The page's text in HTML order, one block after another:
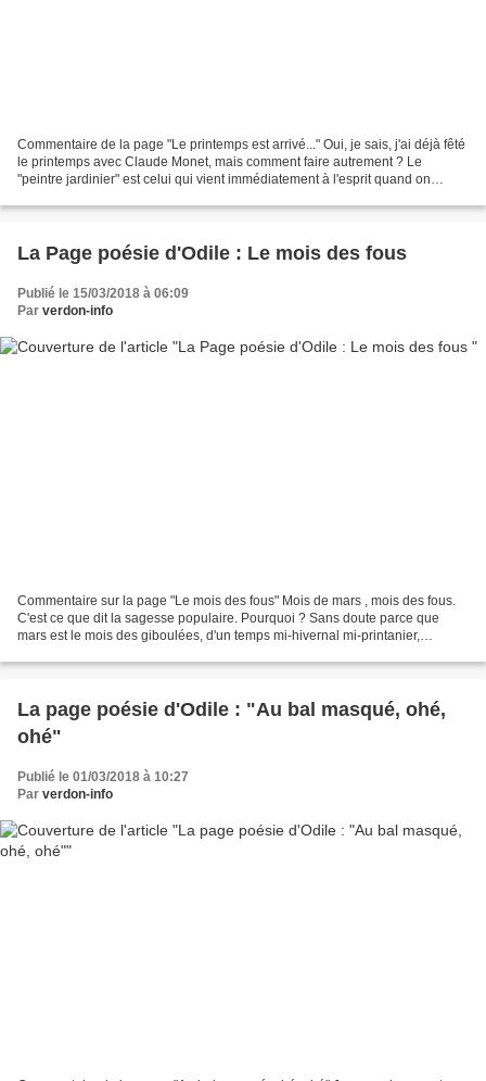
Commentaire de la page "Le printemps est arrivé..." Oui, je sais, j'ai déjà fêté
le printemps avec Claude Monet, mais comment faire autrement ? Le
"peintre jardinier" est celui qui vient immédiatement à l'esprit quand on
La Page poésie d'Odile : Le mois des fous
Publié le 15/03/2018 à 06:09
Par verdon-info
Commentaire sur la page "Le mois des fous" Mois de mars , mois des fous.
C'est ce que dit la sagesse populaire. Pourquoi ? Sans doute parce que
mars est le mois des giboulées, d'un temps mi-hivernal mi-printanier,
La page poésie d'Odile : "Au bal masqué, ohé,
ohé"
Publié le 01/03/2018 à 10:27
Par verdon-info